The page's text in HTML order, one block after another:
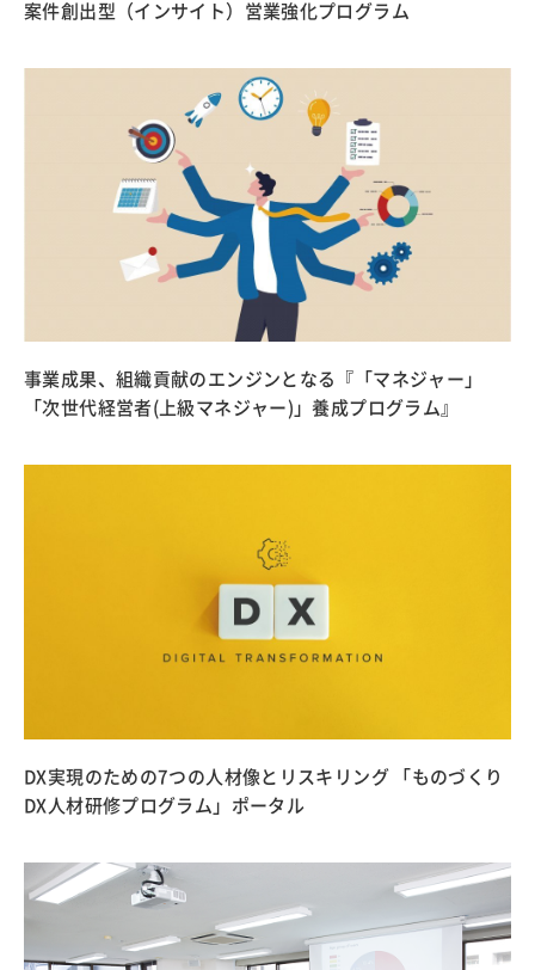
案件創出型（インサイト）営業強化プログラム
事業成果、組織貢献のエンジンとなる『「マネジャー」
「次世代経営者(上級マネジャー)」養成プログラム』
DX実現のための7つの人材像とリスキリング 「ものづくり
DX人材研修プログラム」ポータル